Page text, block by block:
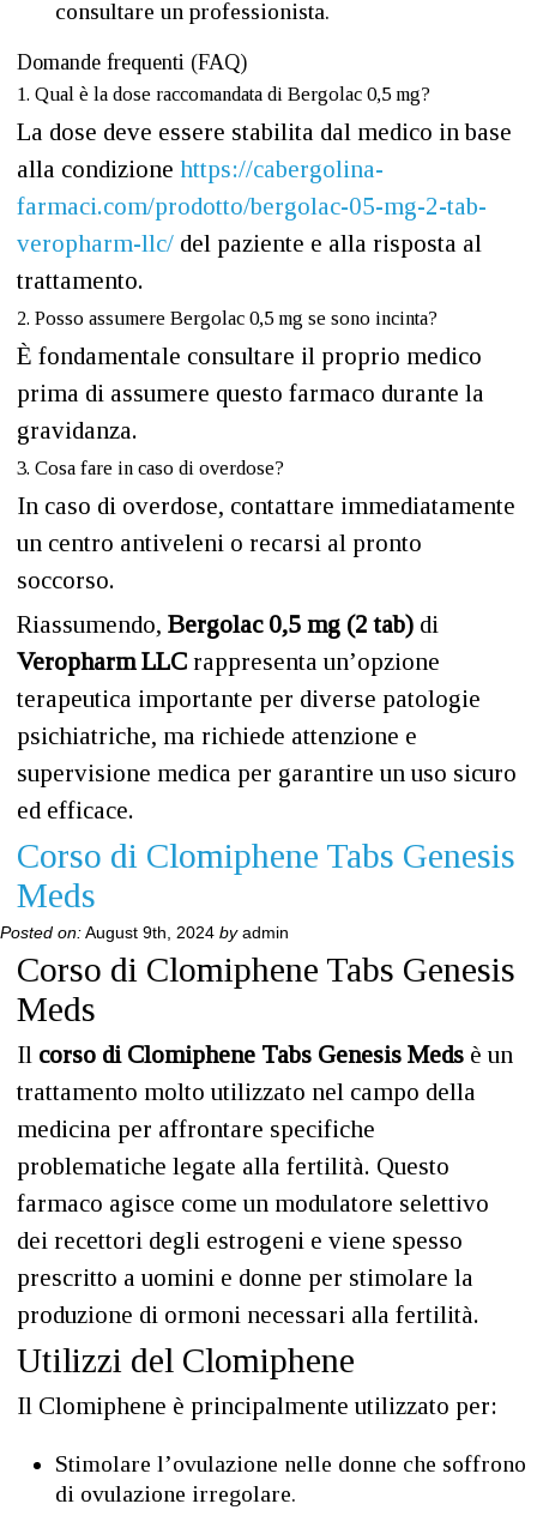
consultare un professionista.
Domande frequenti (FAQ)
1. Qual è la dose raccomandata di Bergolac 0,5 mg?
La dose deve essere stabilita dal medico in base
alla condizione https://cabergolina-
farmaci.com/prodotto/bergolac-05-mg-2-tab-
veropharm-llc/ del paziente e alla risposta al
trattamento.
2. Posso assumere Bergolac 0,5 mg se sono incinta?
È fondamentale consultare il proprio medico
prima di assumere questo farmaco durante la
gravidanza.
3. Cosa fare in caso di overdose?
In caso di overdose, contattare immediatamente
un centro antiveleni o recarsi al pronto
soccorso.
Riassumendo, Bergolac 0,5 mg (2 tab) di
Veropharm LLC rappresenta un’opzione
terapeutica importante per diverse patologie
psichiatriche, ma richiede attenzione e
supervisione medica per garantire un uso sicuro
ed efficace.
Corso di Clomiphene Tabs Genesis
Meds
Posted on:August 9th, 2024 byadmin
Corso di Clomiphene Tabs Genesis
Meds
Il corso di Clomiphene Tabs Genesis Meds è un
trattamento molto utilizzato nel campo della
medicina per affrontare specifiche
problematiche legate alla fertilità. Questo
farmaco agisce come un modulatore selettivo
dei recettori degli estrogeni e viene spesso
prescritto a uomini e donne per stimolare la
produzione di ormoni necessari alla fertilità.
Utilizzi del Clomiphene
Il Clomiphene è principalmente utilizzato per:
Stimolare l’ovulazione nelle donne che soffrono
di ovulazione irregolare.